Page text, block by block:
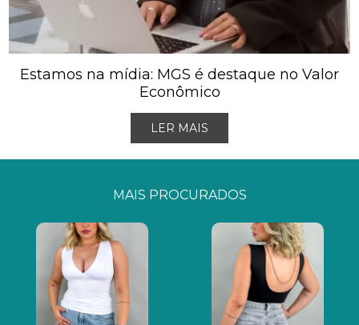
Estamos na mídia: MGS é destaque no Valor
Econômico
LER MAIS
MAIS PROCURADOS